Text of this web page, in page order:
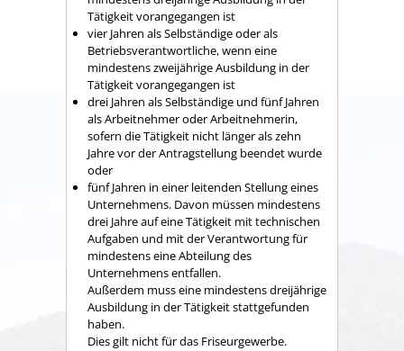
Tätigkeit vorangegangen ist
vier Jahren als Selbständige oder als
Betriebsverantwortliche, wenn eine
mindestens zweijährige Ausbildung in der
Tätigkeit vorangegangen ist
drei Jahren als Selbständige und fünf Jahren
als Arbeitnehmer oder Arbeitnehmerin,
sofern die Tätigkeit nicht länger als zehn
Jahre vor der Antragstellung beendet wurde
oder
fünf Jahren in einer leitenden Stellung eines
Unternehmens. Davon müssen mindestens
drei Jahre auf eine Tätigkeit mit technischen
Aufgaben und mit der Verantwortung für
mindestens eine Abteilung des
Unternehmens entfallen.
Außerdem muss eine mindestens dreijährige
Ausbildung in der Tätigkeit stattgefunden
haben.
Dies gilt nicht für das Friseurgewerbe.